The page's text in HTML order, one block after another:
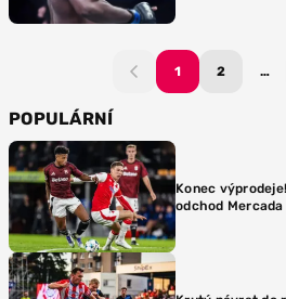
1 2 …
POPULÁRNÍ
Konec
odchod Mercada